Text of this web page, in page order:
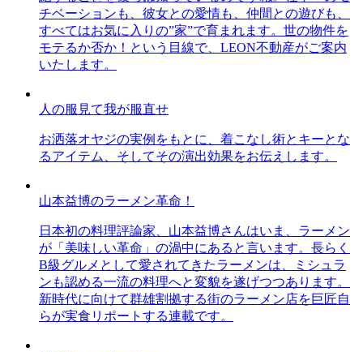
チベーションも、彼女との愛情も、仲間との遊びも、
すべてはお気に入りの”家”で育まれます。世の物件を
モテるか否か！という目線で、LEON不動産がご案内
いたします。
人の服見て我が服直せ
お洒落オヤジの実例をもとに、着こなし術とキーとな
るアイテム、そしてその演出効果をお伝えします。
山本益博のラーメン革命！
日本初の料理評論家、山本益博さんはいま、ラーメン
が「美味しい革命」の渦中にあると言います。長らく
B級グルメとして愛されてきたラーメンは、ミシュラ
ンも認める一流の料理へと変貌を遂げつつあります。
新時代に向けて群雄割拠する街のラーメン店を巨匠自
らが実食リポートする連載です。